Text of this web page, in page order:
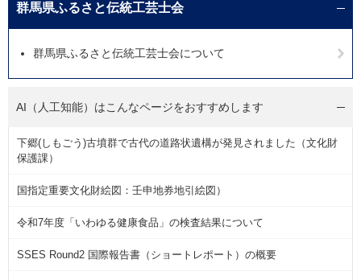
群馬県ふるさと伝統工芸士会
群馬県ふるさと伝統工芸士会について
AI（人工知能）はこんなページをおすすめします
下郷(しもごう)古墳群で古代の道路状遺構が発見されました（文化財
保護課）
国指定重要文化財絵図：壬申地券地引絵図）
令和7年度「いわゆる健康食品」の検査結果について
SSES Round2 国際報告書（ショートレポート）の概要